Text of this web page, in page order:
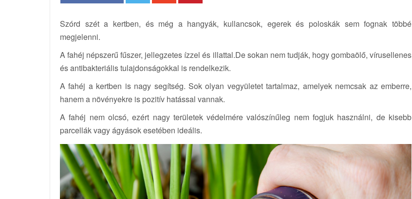
Szórd szét a kertben, és még a hangyák, kullancsok, egerek és poloskák sem fognak többé
megjelenni.
A fahéj népszerű fűszer, jellegzetes ízzel és illattal.De sokan nem tudják, hogy gombaölő, vírusellenes
és antibakteriális tulajdonságokkal is rendelkezik.
A fahéj a kertben is nagy segítség. Sok olyan vegyületet tartalmaz, amelyek nemcsak az emberre,
hanem a növényekre is pozitív hatással vannak.
A fahéj nem olcsó, ezért nagy területek védelmére valószínűleg nem fogjuk használni, de kisebb
parcellák vagy ágyások esetében ideális.